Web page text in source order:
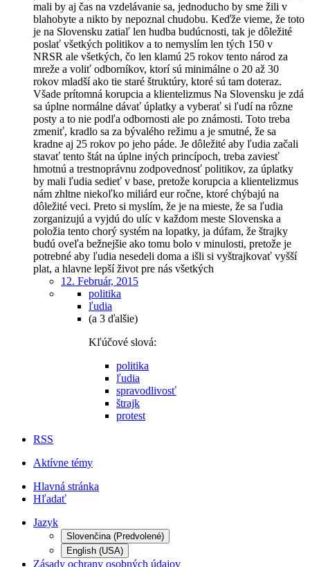
mali by aj čas na vzdelávanie sa, jednoducho by sme žili v
blahobyte a nikto by nepoznal chudobu. Keďže vieme, že toto
je na Slovensku zatiaľ len hudba budúcnosti, tak je dôležité
poslať všetkých politikov a to nemyslím len tých 150 v
NRSR ale všetkých, čo len klamú 25 rokov tento národ za
mreže a voliť odborníkov, ktorí sú minimálne o 20 až 30
rokov mladší ako tie staré štruktúry, ktoré sú tam doteraz.
Všade prítomná korupcia a klientelizmus Na Slovensku je zdá
sa úplne normálne dávať úplatky a vyberať si ľudí na rôzne
posty a to nie podľa odbornosti ale po známosti. Toto treba
zmeniť, kradlo sa za bývalého režimu a je smutné, že sa
kradne aj 25 rokov po jeho páde. Je dôležité aby ľudia začali
stavať tento štát na úplne iných princípoch, treba zaviesť
hmotnú a trestnoprávnu zodpovednosť politikov, za úplatky
by mali ľudia sedieť v base, pretože korupcia a klientelizmus
nám zhltne niekoľko miliárd eur ročne, ktoré chýbajú na
dôležité veci. Preto si myslím, že je na mieste, že sa ľudia
zorganizujú a vyjdú do ulíc v každom meste Slovenska a
položia tento chorý systém na lopatky, ja dúfam, že štrajky
budú oveľa bežnejšie ako tomu bolo v minulosti, pretože je
potrebné aby ľudia nesedeli doma a išli si vyštrajkovať vyšší
plat, a hlavne lepší život pre nás všetkých
12. Február, 2015
politika
ľudia
(a 3 ďalšie)
Kľúčové slová:
politika
ľudia
spravodlivosť
štrajk
protest
RSS
Aktívne témy
Hlavná stránka
Hľadať
Jazyk
Slovenčina (Predvolené)
English (USA)
Zásady ochrany osobných údajov